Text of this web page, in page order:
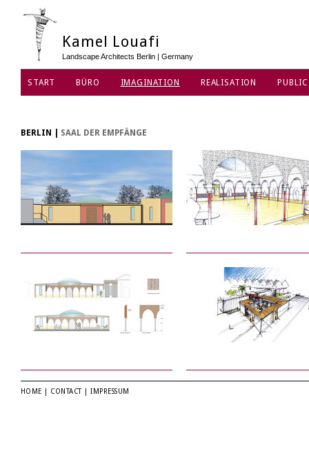
Kamel Louafi
Landscape Architects Berlin | Germany
START BÜRO IMAGINATION REALISATION
BERLIN SAAL DER EMPFÄNGE
HOME CONTACT |IMPRESSUM